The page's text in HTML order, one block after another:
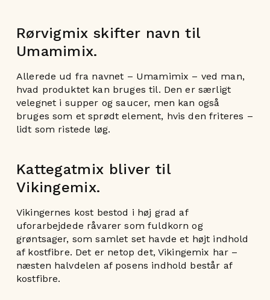
Rørvigmix skifter navn til
Umamimix.
Allerede ud fra navnet – Umamimix – ved man,
hvad produktet kan bruges til. Den er særligt
velegnet i supper og saucer, men kan også
bruges som et sprødt element, hvis den friteres –
lidt som ristede løg.
Kattegatmix bliver til
Vikingemix.
Vikingernes kost bestod i høj grad af
uforarbejdede råvarer som fuldkorn og
grøntsager, som samlet set havde et højt indhold
af kostfibre. Det er netop det, Vikingemix har –
næsten halvdelen af posens indhold består af
kostfibre.